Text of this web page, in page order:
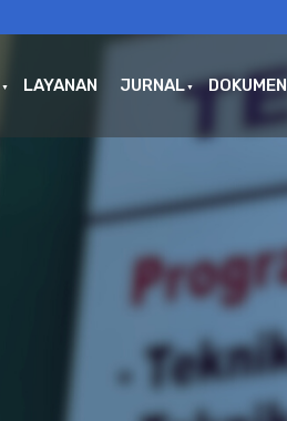
LAYANAN JURNAL DOKUMEN